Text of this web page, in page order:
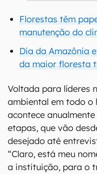
Florestas têm
manutenção do
Dia da Amazônia
da maior floresta
Voltada para líderes
ambiental em todo o
acontece
etapas, que vão
desejado até
“Claro, está meu
a instituição, para o